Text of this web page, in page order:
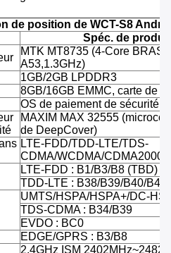
de position de WCT-S8
Spéc. de produit
MTK MT8735 (4-Core BRAS
A53,1.3GHz)
1GB/2GB LPDDR3
8GB/16GB EMMC, carte de
OS de paiement de sécurité
MAXIM MAX 32555
de DeepCover)
LTE-FDD/TDD-LTE/TDS-
CDMA/WCDMA/CDMA2000/
LTE-FDD : B1/B3/B8 (TBD)
TDD-LTE : B38/B39/B40/B41
UMTS/HSPA/HSPA+/DC-
TDS-CDMA : B34/B39
EVDO : BC0
EDGE/GPRS : B3/B8
2.4GHz ISM